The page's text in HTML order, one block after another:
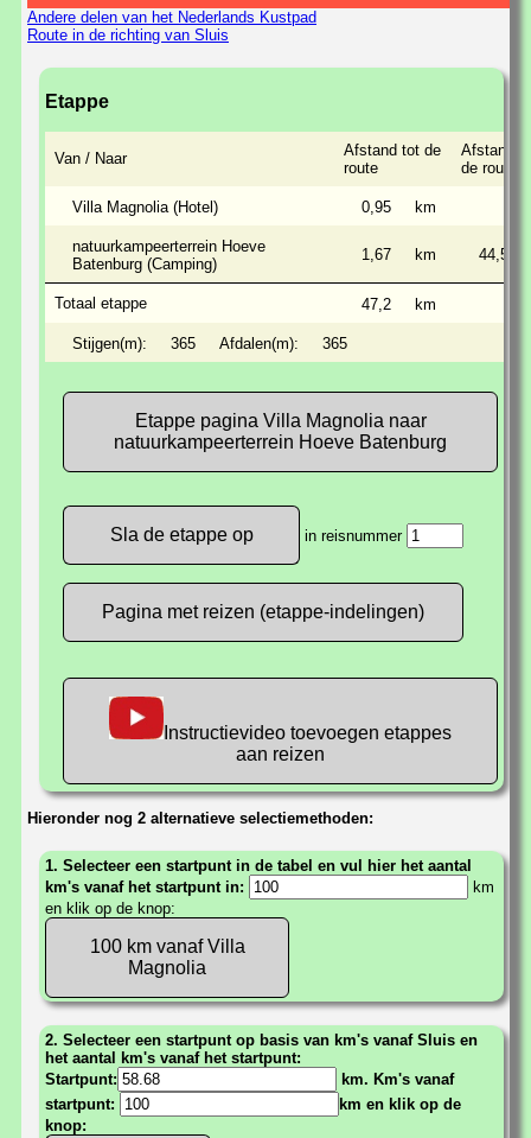
Andere delen van het Nederlands Kustpad
Route in de richting van Sluis
Etappe
Van / Naar
Afstand tot de
route
Afstand
de route
Villa Magnolia (Hotel) 0,95 km
natuurkampeerterrein Hoeve
Batenburg (Camping)
1,67 km 44,5
Totaal etappe 47,2 km
Stijgen(m): 365 Afdalen(m): 365
Etappe pagina Villa Magnolia naar
natuurkampeerterrein Hoeve Batenburg
in reisnummer
Pagina met reizen (etappe-indelingen)
Instructievideo toevoegen etappes
aan reizen
Hieronder nog 2 alternatieve selectiemethoden:
1. Selecteer een startpunt in de tabel en vul hier het aantal
km's vanaf het startpunt in:
km
en klik op de knop:
100 km vanaf Villa
Magnolia
2. Selecteer een startpunt op basis van km's vanaf Sluis en
het aantal km's vanaf het startpunt:
Startpunt:
km. Km's vanaf
startpunt:
km en klik op de
knop: